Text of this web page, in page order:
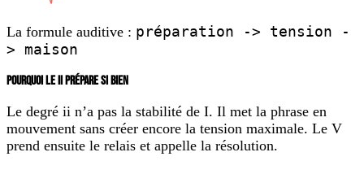
La formule auditive : préparation -> tension -
> maison
POURQUOI LE II PRÉPARE SI BIEN
Le degré ii n’a pas la stabilité de I. Il met la phrase en
mouvement sans créer encore la tension maximale. Le V
prend ensuite le relais et appelle la résolution.